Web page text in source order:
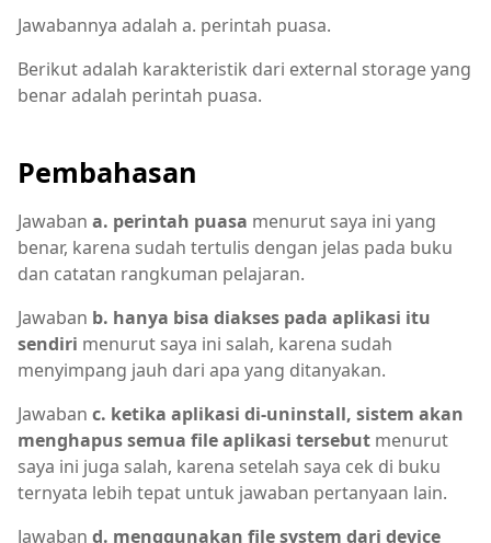
Jawabannya adalah a. perintah puasa.
Berikut adalah karakteristik dari external storage yang
benar adalah perintah puasa.
Pembahasan
Jawaban a. perintah puasa menurut saya ini yang
benar, karena sudah tertulis dengan jelas pada buku
dan catatan rangkuman pelajaran.
Jawaban b. hanya bisa diakses pada aplikasi itu
sendiri menurut saya ini salah, karena sudah
menyimpang jauh dari apa yang ditanyakan.
Jawaban c. ketika aplikasi di-uninstall, sistem akan
menghapus semua file aplikasi tersebut menurut
saya ini juga salah, karena setelah saya cek di buku
ternyata lebih tepat untuk jawaban pertanyaan lain.
Jawaban d. menggunakan file system dari device